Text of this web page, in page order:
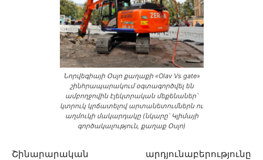
Նորվեգիայի Օսլո քաղաքի «Olav Vs gate»
շինհրապարակում օգտագործվել են
ամբողջովին էլեկտրական մեքենաներ՝
կտրուկ կրճատելով արտանետումներն ու
աղմուկի մակարդակը (նկարը՝ Կլիմայի
գործակալություն, քաղաք Օսլո)
Շինարարական արդյունաբերությունը